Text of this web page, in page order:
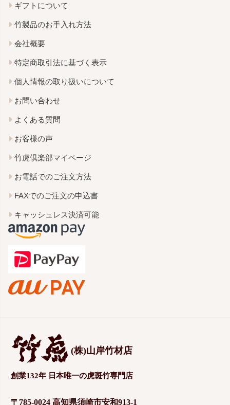
ギフトについて
竹製品のお手入れ方法
会社概要
特定商取引法に基づく表示
個人情報の取り扱いについて
お問い合わせ
よくある質問
お客様の声
竹虎倶楽部マイページ
お電話でのご注文方法
FAXでのご注文の申込書
キャッシュレス決済可能
(株)山岸竹材店
創業132年 日本唯一の虎斑竹専門店
〒785-0024 高知県須崎市安和913-1